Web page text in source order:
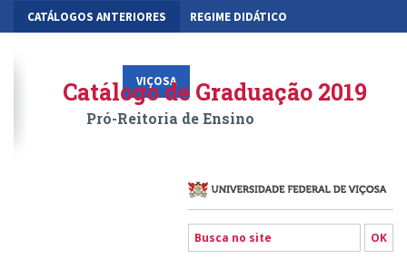
CATÁLOGOS ANTERIORES REGIME DIDÁTICO
VIÇOSA RIO PARANAÍBA FLORESTAL
Catálogo de Graduação 2019
Pró-Reitoria de Ensino